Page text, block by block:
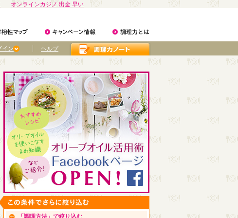
オンラインカジノ 出金 早い
ヘルプ
イン
「調理方法」で絞り込む